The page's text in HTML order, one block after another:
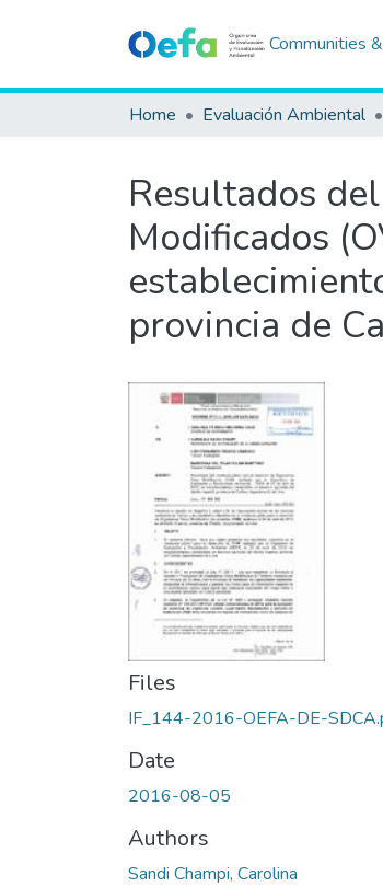
Communities
Home Evaluación Ambiental
Resultados
Modificados
provincia de
Files
IF_144-2016-OEFA-DE-
Date
2016-08-05
Authors
Sandi Champi, Carolina